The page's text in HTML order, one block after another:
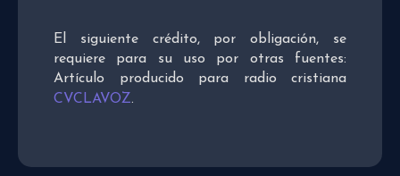
El siguiente crédito, por obligación, se
requiere para su uso por otras fuentes:
Artículo producido para radio cristiana
CVCLAVOZ.